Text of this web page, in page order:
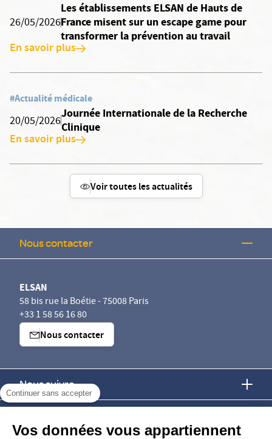
Continuer sans accepter
Vos données vous appartiennent
26/05/2026
Les établissements ELSAN de Hauts de
France misent sur un escape game pour
transformer la prévention au travail
En savoir plus
#Actualité médicale
20/05/2026
Journée Internationale de la Recherche
Clinique
En savoir plus
Voir toutes les actualités
Nous contacter
ELSAN
58 bis rue la Boétie - 75008 Paris
+33 1 58 56 16 80
Nous contacter
Nous suivre